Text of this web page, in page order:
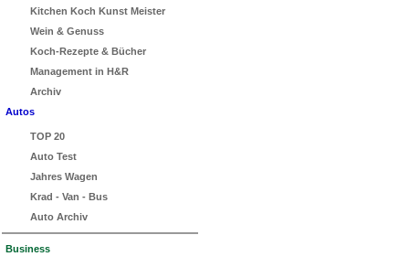
Kitchen Koch Kunst Meister
Wein & Genuss
Koch-Rezepte & Bücher
Management in H&R
Archiv
Autos
TOP 20
Auto Test
Jahres Wagen
Krad - Van - Bus
Auto Archiv
Business